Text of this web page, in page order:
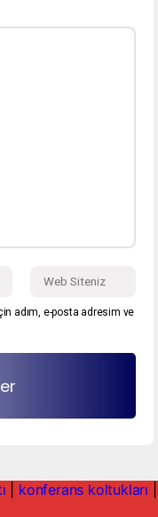
adım, e-posta adresim ve
konferans koltukları